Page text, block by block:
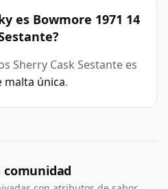
es Bowmore 1971 14
Sherry Cask Sestante es
malta única.